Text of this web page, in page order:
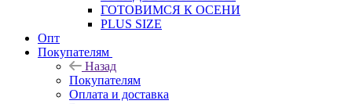
ГОТОВИМСЯ К ОСЕНИ
PLUS SIZE
Опт
Покупателям
Назад
Покупателям
Оплата и доставка